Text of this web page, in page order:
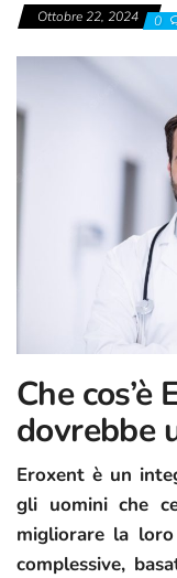
Ottobre 22, 2024 0
Che cos’è
dovrebbe
Eroxent è un
gli uomini che
migliorare la
complessive,